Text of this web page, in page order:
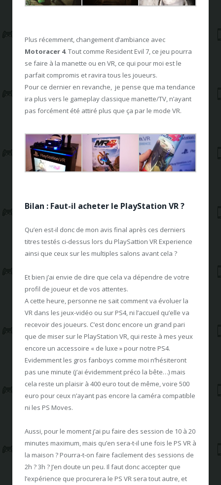
Plus récemment, changement d’ambiance avec
Motoracer 4. Tout comme Resident Evil 7, ce jeu pourra
se faire à la manette ou en VR, ce qui pour moi est le
parfait compromis et ravira tous les joueurs.
Pour ce dernier en revanche, je pense que ma tendance
ira plus vers le gameplay classique manette/TV, n’ayant
pas forcément été attiré plus que ça par le mode VR.
Bilan : Faut-il acheter le PlayStation VR ?
Qu’en est-il donc de mon avis final après ces derniers
titres testés ci-dessus lors du PlaySattion VR Experience
ainsi que ceux sur les multiples salons avant cela ?
Et bien j’ai envie de dire que cela va dépendre de votre
profil de joueur et de vos attentes.
A cette heure, personne ne sait comment va évoluer la
VR dans les jeux-vidéo ou sur PS4, ni l’accueil qu’elle va
recevoir des joueurs. C’est donc encore un grand pari
que de miser sur le PlayStation VR, qui reste à mes yeux
encore un accessoire « de luxe » pour notre PS4.
Evidemment les gros fanboys comme moi n’hésiteront
pas une minute (j’ai évidemment préco la bête…) mais
cela reste un plaisir à 400 euro tout de même, voire 500
euro pour ceux n’ayant pas encore la caméra compatible
ni les PS Moves.
Aussi, pour le moment j’ai pu faire des session de 10 à 20
minutes maximum, mais qu’en sera-t-il une fois le PS VR à
la maison ? Pourra-t-on faire facilement des sessions de
2h ? 3h ? J’en doute un peu. Il faut donc accepter que
l’expérience que procurera le PS VR sera tout autre, et